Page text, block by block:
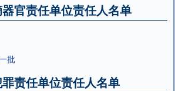
官责任单位责任人名单
批
责任单位责任人名单